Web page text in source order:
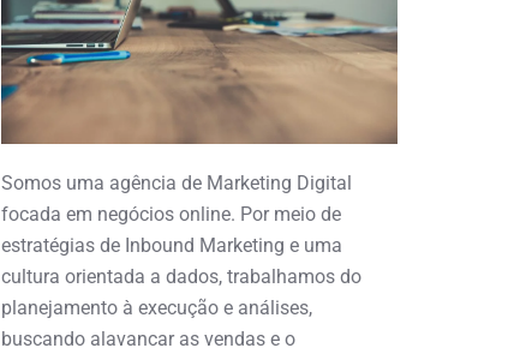
Somos uma agência de Marketing Digital
focada em negócios online. Por meio de
estratégias de Inbound Marketing e uma
cultura orientada a dados, trabalhamos do
planejamento à execução e análises,
buscando alavancar as vendas e o